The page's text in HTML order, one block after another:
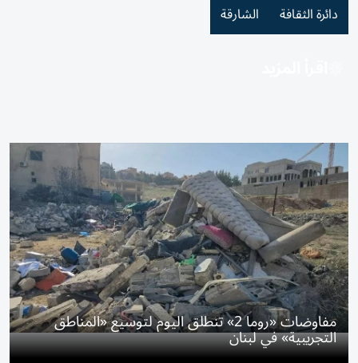
دائرة الثقافة الشارقة
مفاوضات «روما 2» تنطلق اليوم لتوسيع «المناطق
التجريبية» في لبنان